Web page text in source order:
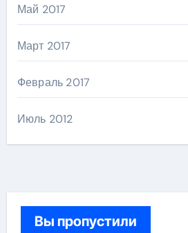
Май 2017
Март 2017
Февраль 2017
Июль 2012
Вы пропустили